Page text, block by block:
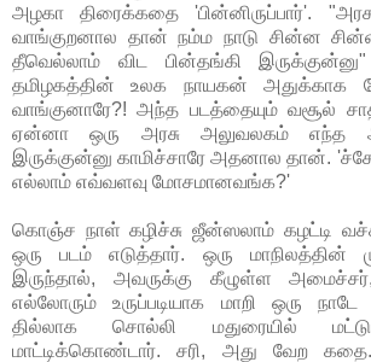
அழகா திரைக்கதை 'பின்னிருப்பார்'.
வாங்குறனால தான் நம்ம நாடு சின்ன சின்ன
தீவெல்லாம் விட பின்தங்கி
தமிழகத்தின் உலக நாயகன் அதுக்காக
வாங்குனாரே?! அந்த படத்தையும் வசூல்
ஏன்னா ஒரு அரசு அலுவலகம் எந்த
இருக்குன்னு காமிச்சாரே அதனால தான்.
எல்லாம் எவ்வளவு மோசமானவங்க?'
கொஞ்ச நாள் கழிச்சு ஜீன்ஸலாம் கழட்டி
ஒரு படம் எடுத்தார். ஒரு மாநிலத்தின்
இருந்தால், அவருக்கு கீழுள்ள
எல்லோரும் உருப்படியாக மாறி ஒரு நாடே
தில்லாக சொல்லி மதுரையில்
மாட்டிக்கொண்டார். சரி, அது வேற கதை.